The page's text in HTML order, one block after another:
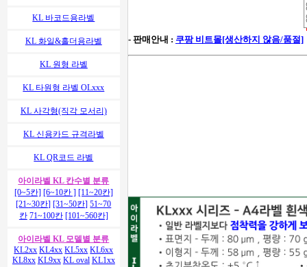
KL 바코드용라벨
KL 화일&홀더용라벨
KL 원형 라벨
KL 타원형 라벨 OLxxx
KL 사각형(직각 모서리)
KL 신용카드 규격라벨
KL QR코드 라벨
아이라벨 KL 칸수별 분류
[0~5칸] [6~10칸 ] [11~20칸]
[21~30칸] [31~50칸] 51~70
칸 71~100칸 [101~560칸]
아이라벨 KL 모델별 분류
KL2xx KL4xx KL5xx KL6xx
KL8xx KL9xx KL oval KL1xx
- 판매안내 : 쿠팡 비트몰[생산하지 않음/품절]